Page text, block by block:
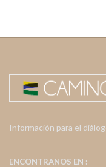
Información para el
ENCONTRANOS EN :